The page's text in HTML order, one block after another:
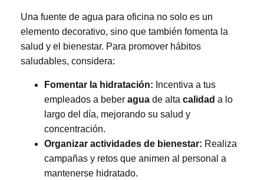
Una fuente de agua para oficina no solo es un
elemento decorativo, sino que también fomenta la
salud y el bienestar. Para promover hábitos
saludables, considera:
Fomentar la hidratación: Incentiva a tus
empleados a beber agua de alta calidad a lo
largo del día, mejorando su salud y
concentración.
Organizar actividades de bienestar: Realiza
campañas y retos que animen al personal a
mantenerse hidratado.